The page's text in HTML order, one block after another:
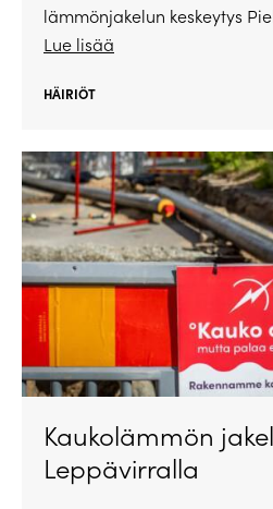
lämmönjakelun keskeytys
Lue lisää
HÄIRIÖT
Kaukolämmön
Leppävirralla